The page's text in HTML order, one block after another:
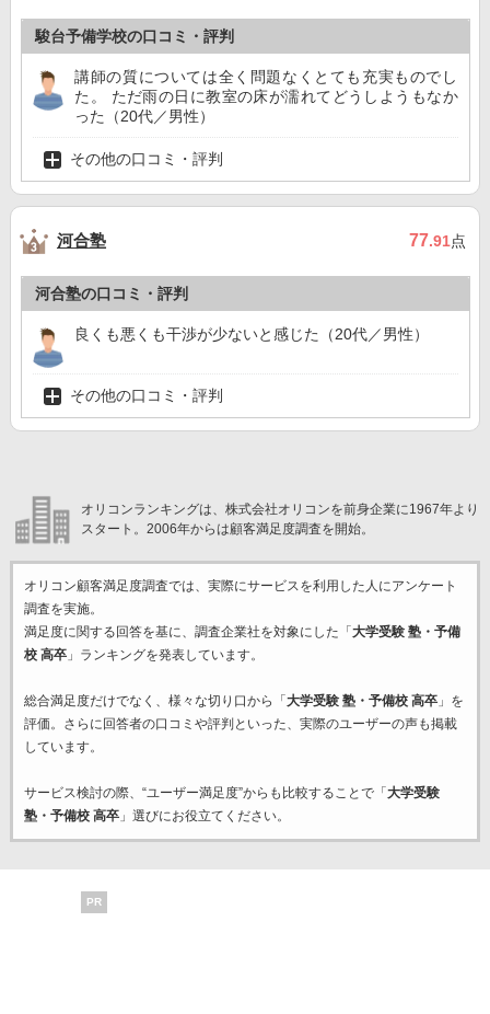
駿台予備学校の口コミ・評判
講師の質については全く問題なくとても充実ものでし
た。 ただ雨の日に教室の床が濡れてどうしようもなか
った（20代／男性）
その他の口コミ・評判
河合塾 77.91点
河合塾の口コミ・評判
良くも悪くも干渉が少ないと感じた（20代／男性）
その他の口コミ・評判
オリコンランキングは、株式会社オリコンを前身企業に1967年より
スタート。2006年からは顧客満足度調査を開始。
オリコン顧客満足度調査では、実際にサービスを利用した 人にアンケート
調査を実施。
満足度に関する回答を基に、調査企業社を対象にした「 大学受験 塾・予備
校 高卒」ランキングを発表しています。
総合満足度だけでなく、様々な切り口から「 大学受験 塾・予備校 高卒」を
評価。さらに回答者の口コミや評判といった、実際のユーザーの声も掲載
しています。
サービス検討の際、“ユーザー満足度”からも比較することで「 大学受験
塾・予備校 高卒」選びにお役立てください。
PR